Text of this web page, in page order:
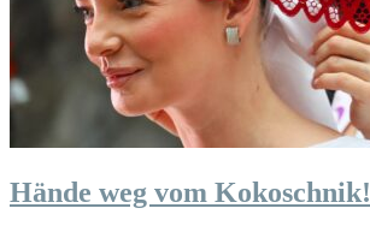
Hände weg vom Kokoschnik!